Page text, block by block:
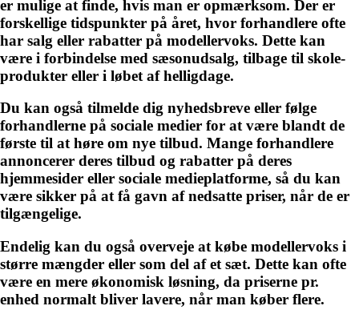
er mulige at finde, hvis man er opmærksom. Der er
forskellige tidspunkter på året, hvor forhandlere ofte
har salg eller rabatter på modellervoks. Dette kan
være i forbindelse med sæsonudsalg, tilbage til skole-
produkter eller i løbet af helligdage.
Du kan også tilmelde dig nyhedsbreve eller følge
forhandlerne på sociale medier for at være blandt de
første til at høre om nye tilbud. Mange forhandlere
annoncerer deres tilbud og rabatter på deres
hjemmesider eller sociale medieplatforme, så du kan
være sikker på at få gavn af nedsatte priser, når de er
tilgængelige.
Endelig kan du også overveje at købe modellervoks i
større mængder eller som del af et sæt. Dette kan ofte
være en mere økonomisk løsning, da priserne pr.
enhed normalt bliver lavere, når man køber flere.